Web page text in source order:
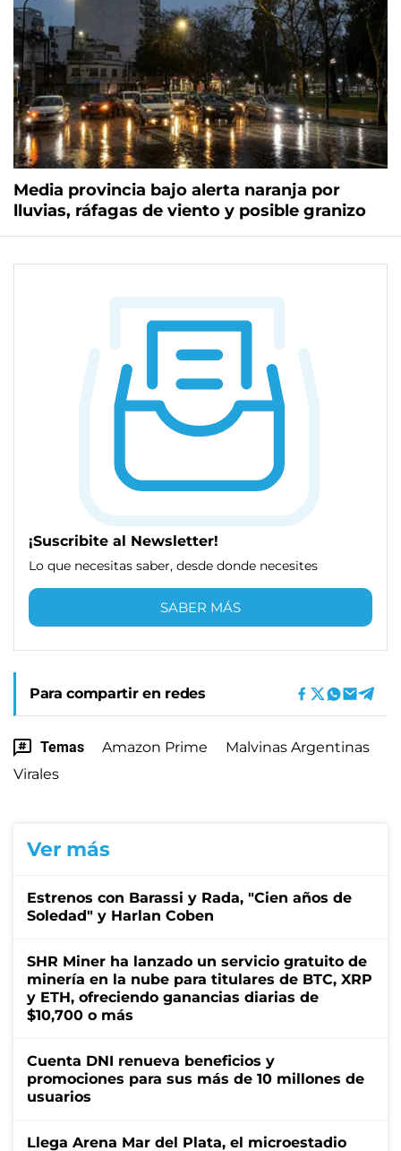
Media provincia bajo alerta naranja por
lluvias, ráfagas de viento y posible granizo
¡Suscribite al Newsletter!
Lo que necesitas saber, desde donde necesites
SABER MÁS
Para compartir en redes
Temas Amazon Prime
Malvinas Argentinas
Virales
Ver más
Estrenos con Barassi y Rada, "Cien años de
Soledad" y Harlan Coben
SHR Miner ha lanzado un servicio gratuito de
minería en la nube para titulares de BTC, XRP
y ETH, ofreciendo ganancias diarias de
$10,700 o más
Cuenta DNI renueva beneficios y
promociones para sus más de 10 millones de
usuarios
Llega Arena Mar del Plata, el microestadio